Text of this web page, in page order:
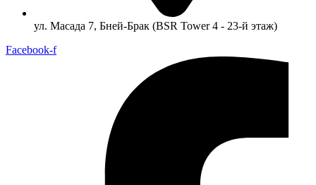
ул. Масада 7, Бней-Брак (BSR Tower 4 - 23-й этаж)
Facebook-f